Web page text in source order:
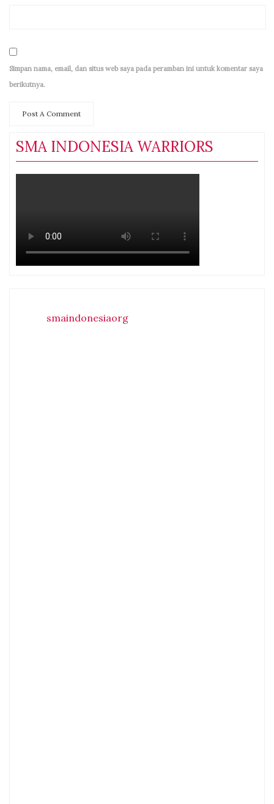
Simpan nama, email, dan situs web saya pada peramban ini untuk komentar saya
berikutnya.
SMA INDONESIA WARRIORS
smaindonesiaorg